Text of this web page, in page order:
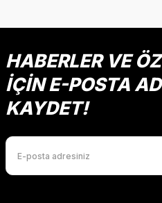
Ürün resmi kalitesiz, bozuk
Ürün açıklamasında eksik
Ürün fiyatı diğer sitelerden
Bu ürüne benzer farklı
HABERLER VE
İÇİN E-POSTA
KAYDET!